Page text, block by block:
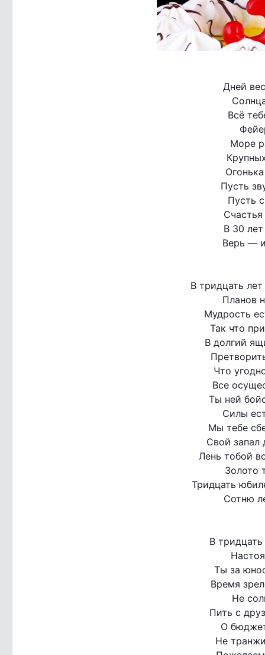
Дней
Всё
Море
Пусть
Пусть
В 30
Верь —
В тридцать
Планов
Мудрость
Так что
В долгий
Что
Все
Ты ней
Силы
Мы тебе
Свой запал
Лень тобой
Золото
Тридцать
Сотню
В
Ты за
Время
Не
Пить с
О
Не